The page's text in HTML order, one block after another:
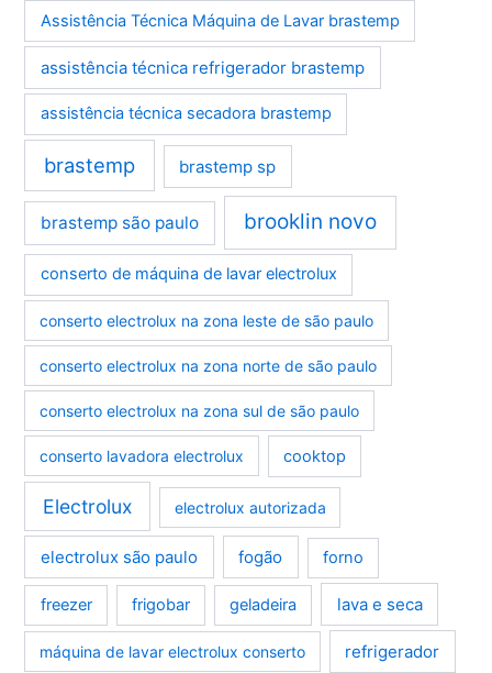
Assistência Técnica Máquina de Lavar brastemp
assistência técnica refrigerador brastemp
assistência técnica secadora brastemp
brastemp brastemp sp
brastemp são paulo brooklin novo
conserto de máquina de lavar electrolux
conserto electrolux na zona leste de são paulo
conserto electrolux na zona norte de são paulo
conserto electrolux na zona sul de são paulo
conserto lavadora electrolux cooktop
Electrolux electrolux autorizada
electrolux são paulo fogão forno
freezer frigobar geladeira lava e seca
máquina de lavar electrolux conserto refrigerador